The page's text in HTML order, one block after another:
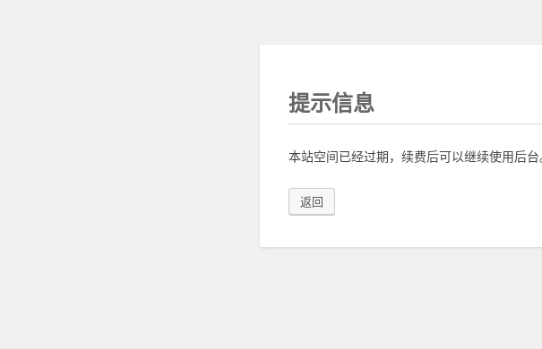
提示信息
本站空间已经过期，续费后可以继续使用后台
返回